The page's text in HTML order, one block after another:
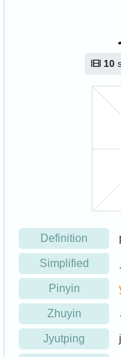
10
Definition
Simplified
Pinyin
Zhuyin
Jyutping